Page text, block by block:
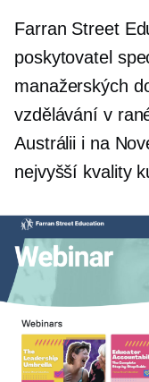
Farran Street
poskytovatel
manažerských
vzdělávání v
Austrálii i na
nejvyšší kvality